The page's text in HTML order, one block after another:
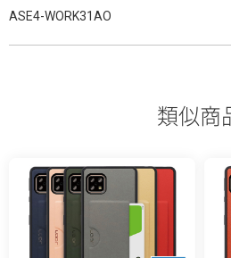
ASE4-WORK31AO
類似商